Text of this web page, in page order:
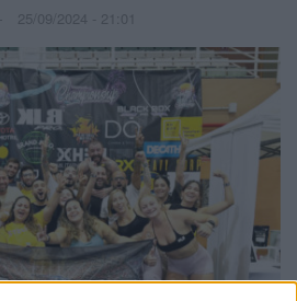
25/09/2024 - 21:01